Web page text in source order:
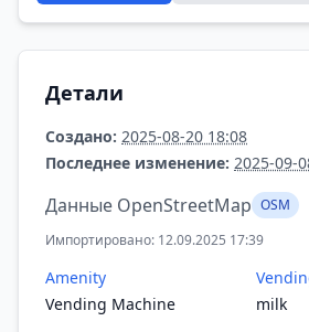
Детали
Создано: 2025-08-20 18:08
Последнее изменение: 2025-09-
Данные OpenStreetMap OSM
Импортировано: 12.09.2025 17:39
Amenity
Vending Machine
milk